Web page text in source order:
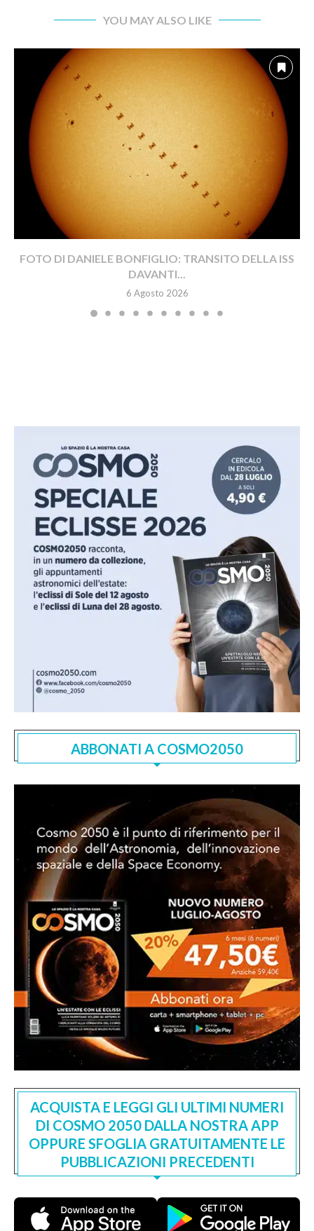
YOU MAY ALSO LIKE
FOTO DI DANIELE BONFIGLIO: TRANSITO DELLA ISS
DAVANTI...
6 Agosto 2026
ABBONATI A COSMO2050
ACQUISTA E LEGGI GLI ULTIMI NUMERI
DI COSMO 2050 DALLA NOSTRA APP
OPPURE SFOGLIA GRATUITAMENTE LE
PUBBLICAZIONI PRECEDENTI